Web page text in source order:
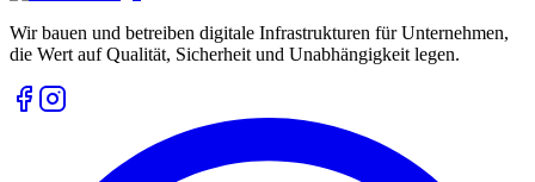
Wir bauen und betreiben digitale Infrastrukturen für Unternehmen,
die Wert auf Qualität, Sicherheit und Unabhängigkeit legen.